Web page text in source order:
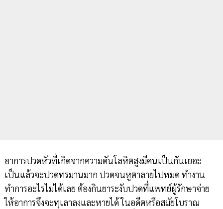
อาการปวดหัวที่เกิดจากความดันโลหิตสูงมีคนเป็นกันเยอะ
เป็นแล้วจะปวดทรมานมาก ปวดจนหูตาลายไปหมด ทำงาน
ทำการอะไรไม่ได้เลย ต้องกินยาระงับปวดที่แพทย์ผู้รักษาจ่าย
ให้อาการจึงจะทุเลาลงและหายได้ ในอดีตหรือสมัยโบราณ